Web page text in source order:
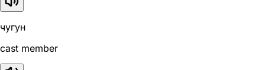
чугун
cast member